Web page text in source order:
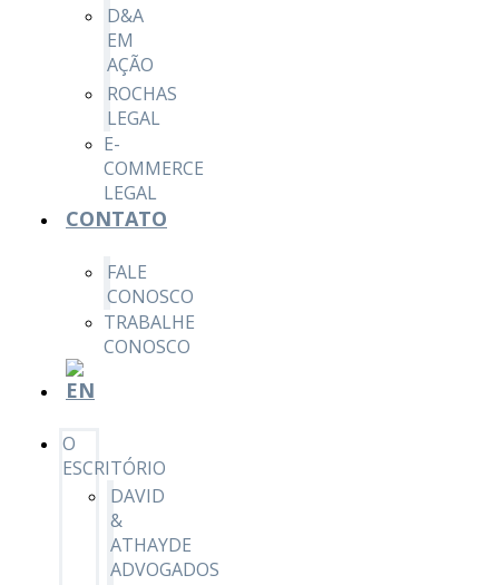
D&A
EM
AÇÃO
ROCHAS
LEGAL
E-
COMMERCE
LEGAL
CONTATO
FALE
CONOSCO
TRABALHE
CONOSCO
O
ESCRITÓRIO
DAVID
&
ATHAYDE
ADVOGADOS